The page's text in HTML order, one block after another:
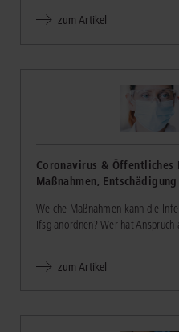
zum Artikel
Coronavirus & Öffentliches
Maßnahmen, Entschädigung
Welche Maßnahmen kann die
Ifsg anordnen? Wer hat Anspruch
zum Artikel